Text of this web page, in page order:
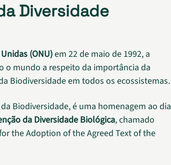
Diversidade
(ONU)em 22 de maio de 1992, a
o mundo a respeito da importância da
Biodiversidade em todos os ecossistemas.
Biodiversidade, é uma homenagem ao dia
da Diversidade Biológica, chamado
the Adoption of the Agreed Text of the